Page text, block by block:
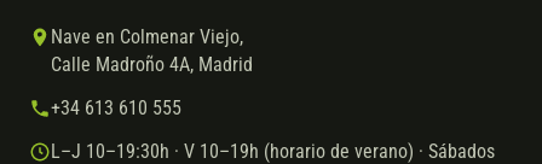
Nave en Colmenar Viejo,
Calle Madroño 4A, Madrid
+34 613 610 555
L–J 10–19:30h · V 10–19h (horario de verano) · Sábados